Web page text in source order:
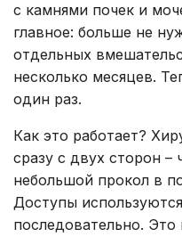
с камнями почек и
главное: больше не
отдельных
несколько месяцев.
один раз.
Как это работает?
сразу с двух сторон –
небольшой прокол в
Доступы
последовательно. Это